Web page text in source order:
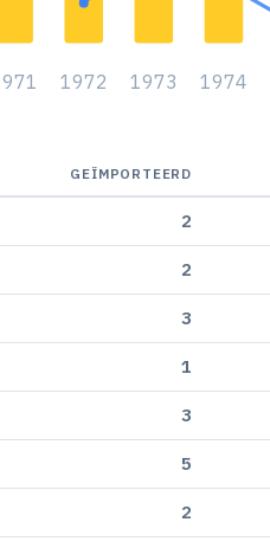
1972 1973 1974
GEÏMPORTEERD
2
2
3
1
3
5
2